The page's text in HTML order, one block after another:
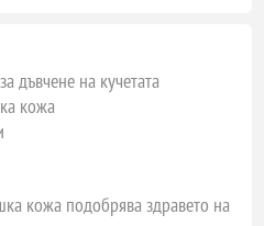
дъвчене на кучетата
кожа
кожа подобрява здравето на